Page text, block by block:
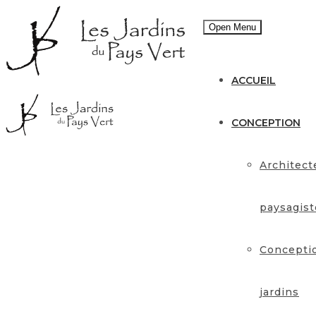
Open Menu
ACCUEIL
CONCEPTION
jardins